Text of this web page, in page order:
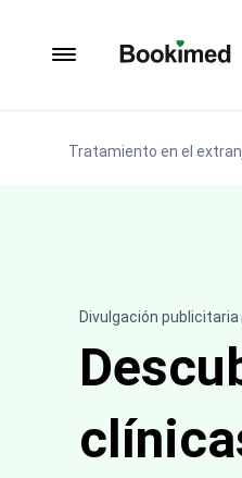
Tratamiento en el
Divulgación publicitaria